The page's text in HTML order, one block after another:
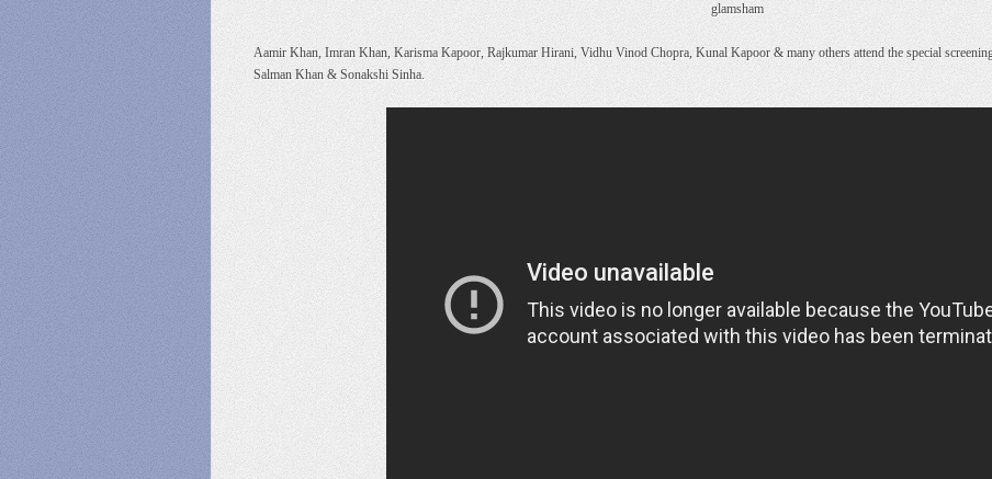
glamsham
Aamir Khan, Imran Khan, Karisma Kapoor, Rajkumar Hirani, Vidhu Vinod Chopra, Kunal Kapoor & many others attend the special
Salman Khan & Sonakshi Sinha.